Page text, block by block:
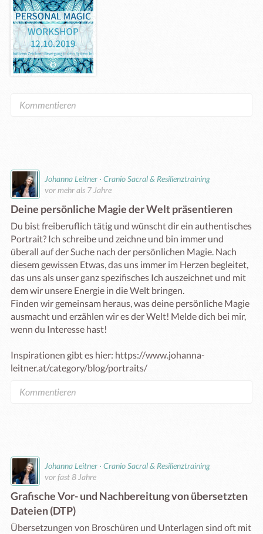
Johanna Leitner · Cranio Sacral & Resilienztraining
vor mehr als 7 Jahre
Deine persönliche Magie der Welt präsentieren
Du bist freiberuflich tätig und wünscht dir ein authentisches
Portrait? Ich schreibe und zeichne und bin immer und
überall auf der Suche nach der persönlichen Magie. Nach
diesem gewissen Etwas, das uns immer im Herzen begleitet,
das uns als unser ganz spezifisches Ich auszeichnet und mit
dem wir unsere Energie in die Welt bringen.
Finden wir gemeinsam heraus, was deine persönliche Magie
ausmacht und erzählen wir es der Welt! Melde dich bei mir,
wenn du Interesse hast!
Inspirationen gibt es hier: https://www.johanna-
leitner.at/category/blog/portraits/
Johanna Leitner · Cranio Sacral & Resilienztraining
vor fast 8 Jahre
Grafische Vor- und Nachbereitung von übersetzten
Dateien (DTP)
Übersetzungen von Broschüren und Unterlagen sind oft mit